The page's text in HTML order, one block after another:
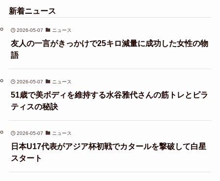
新着ニュース
2026-05-07 ニュース
友人の一言がきっかけで25キロ減量に成功した女性の物
語
2026-05-07 ニュース
51歳で美ボディを維持する水谷雅代さんの筋トレとピラ
ティスの秘訣
2026-05-07 ニュース
日本U17代表がアジア杯初戦でカタールを撃破して白星
スタート